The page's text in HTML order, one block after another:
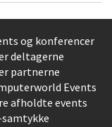
og konferencer
deltagerne
partnerne
Events
afholdte events